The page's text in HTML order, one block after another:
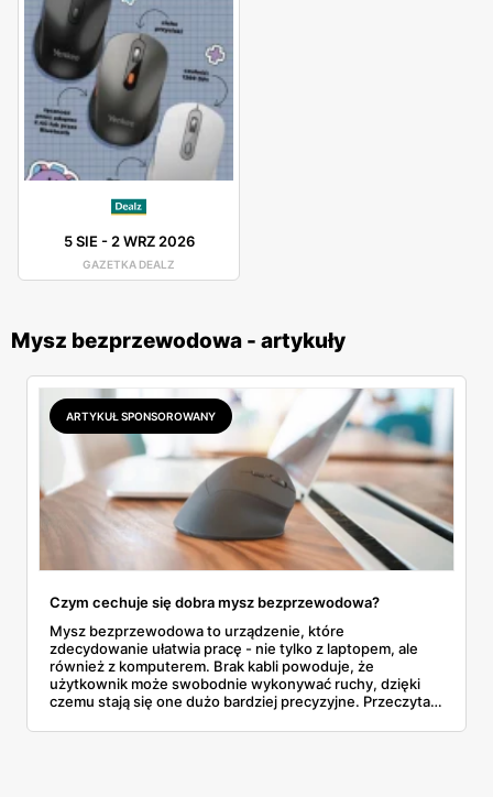
5 SIE-2 WRZ 2026
GAZETKA DEALZ
Mysz bezprzewodowa - artykuły
ARTYKUŁ SPONSOROWANY
Czym cechuje się dobra mysz bezprzewodowa?
Mysz bezprzewodowa to urządzenie, które
zdecydowanie ułatwia pracę - nie tylko z laptopem, ale
również z komputerem. Brak kabli powoduje, że
użytkownik może swobodnie wykonywać ruchy, dzięki
czemu stają się one dużo bardziej precyzyjne. Przeczytaj
charakteryzować się dobra mysz bezprzewodowa.